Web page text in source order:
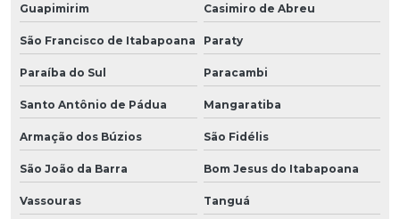
Guapimirim Casimiro de Abreu
São Francisco de Itabapoana Paraty
Paraíba do Sul Paracambi
Santo Antônio de Pádua Mangaratiba
Armação dos Búzios São Fidélis
São João da Barra Bom Jesus do Itabapoana
Vassouras Tanguá